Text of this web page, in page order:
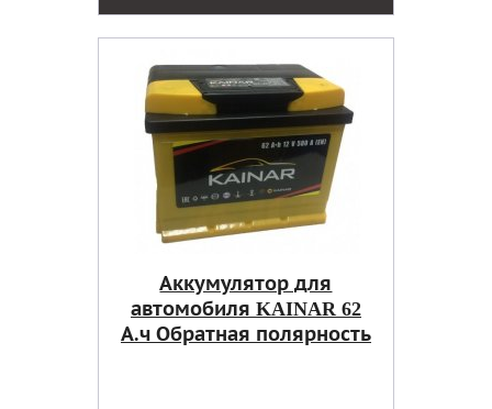
Аккумулятор для
автомобиля KAINAR 62
А.ч Обратная полярность